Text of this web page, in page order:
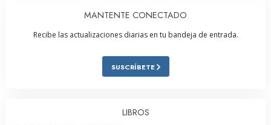
MANTENTE CONECTADO
Recibe las actualizaciones diarias en tu bandeja de entrada.
SUSCRÍBETE
LIBROS